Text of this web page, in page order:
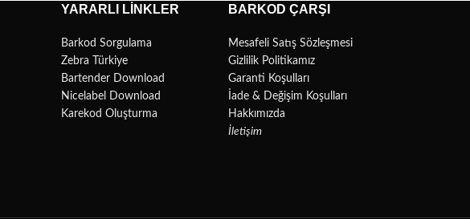
YARARLI LINKLER
Barkod Sorgulama
Zebra Türkiye
Bartender Download
Nicelabel Download
Karekod Oluşturma
BARKOD ÇARŞI
Mesafeli Satış Sözleşmesi
Gizlilik Politikamız
Garanti Koşulları
İade & Değişim Koşulları
Hakkımızda
İletişim